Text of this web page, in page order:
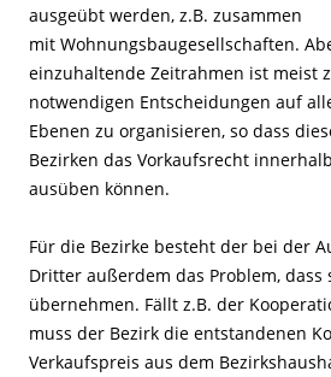
ausgeübt werden, z.B. zusammen
mit Wohnungsbaugesellschaften.
einzuhaltende Zeitrahmen ist meist
notwendigen Entscheidungen auf
Ebenen zu organisieren, so dass
Bezirken das Vorkaufsrecht
ausüben können.
Für die Bezirke besteht der bei der
Dritter außerdem das Problem, dass
übernehmen. Fällt z.B. der
muss der Bezirk die entstandenen
Verkaufspreis aus dem